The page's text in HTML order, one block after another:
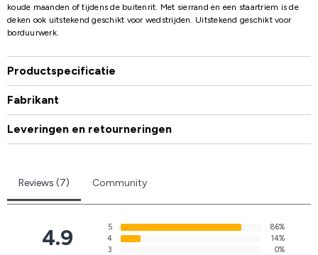
koude maanden of tijdens de buitenrit. Met sierrand en een staartriem is de
deken ook uitstekend geschikt voor wedstrijden. Uitstekend geschikt voor
borduurwerk.
Productspecificatie
Fabrikant
Leveringen en retourneringen
Reviews (7) Community
4.9 5
86%
4
14%
3
0%